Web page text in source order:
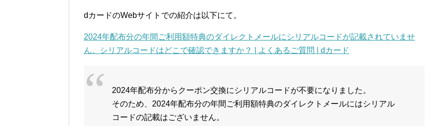
dカードのWebサイトでの紹介は以下にて。
2024年配布分の年間ご利用額特典のダイレクトメールにシリアルコードが記載されていませ
ん。シリアルコードはどこで確認できますか？ | よくあるご質問 | dカード
2024年配布分からクーポン交換にシリアルコードが不要になりました。
そのため、2024年配布分の年間ご利用額特典のダイレクトメールにはシリアル
コードの記載はございません。